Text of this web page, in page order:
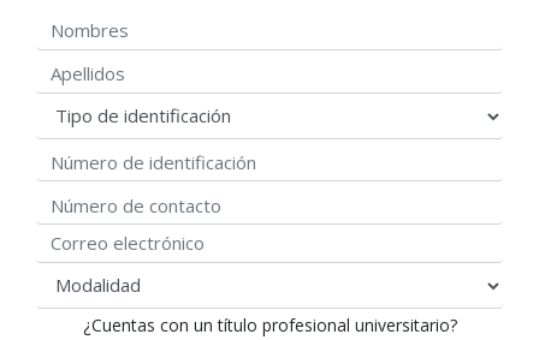
Nombres
Apellidos
Tipo de identificación
Número de identificación
Número de contacto
Correo electrónico
modalidad
¿Cuentas con un título profesional universitario?